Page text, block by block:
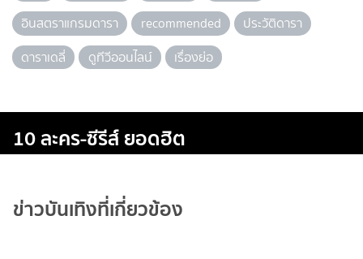
อินสตราแกรมดารา
recommended
ประวัติดารา
ดาราเดลี่
ดูทีวีออนไลน์ เรื่องย่อ
10 ละคร-ซีรีส์ ยอดฮิต
ข่าวบันเทิงที่เกี่ยวข้อง